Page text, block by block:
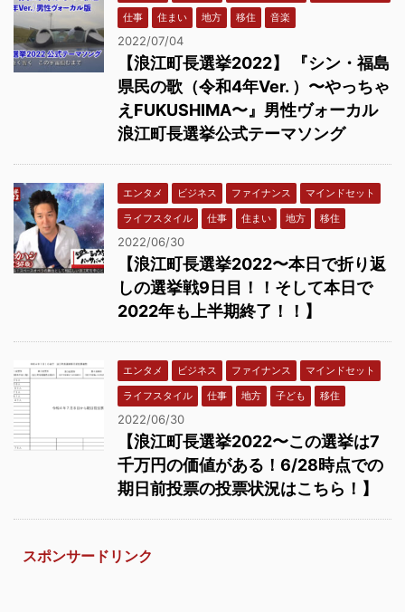
仕事
住まい 地方 移住 音楽
2022/07/04
【浪江町長選挙2022】 『シン・福島
県民の歌（令和4年Ver. ）〜やっちゃ
えFUKUSHIMA〜』男性ヴォーカル
浪江町長選挙公式テーマソング
エンタメ ビジネス ファイナンス
マインドセット
ライフスタイル
仕事 住まい 地方 移住
2022/06/30
【浪江町長選挙2022〜本日で折り返
しの選挙戦9日目！！そして本日で
2022年も上半期終了！！】
エンタメ ビジネス ファイナンス
マインドセット
ライフスタイル
仕事 地方 子ども 移住
2022/06/30
【浪江町長選挙2022〜この選挙は7
千万円の価値がある！6/28時点での
期日前投票の投票状況はこちら！】
スポンサードリンク